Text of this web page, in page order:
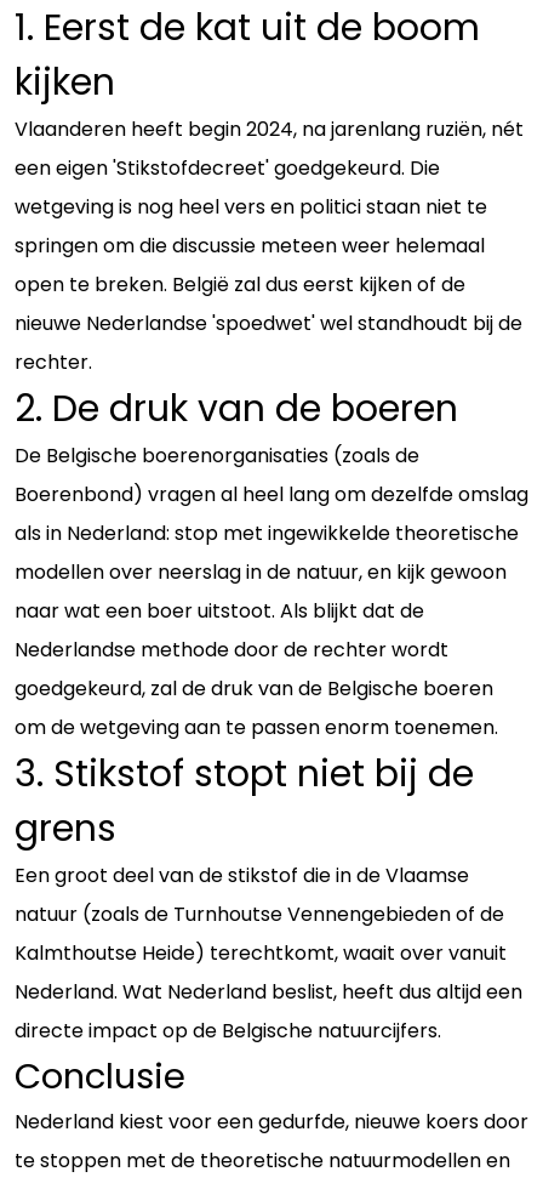
1. Eerst de kat uit de boom
kijken
Vlaanderen heeft begin 2024, na jarenlang ruziën, nét
een eigen 'Stikstofdecreet' goedgekeurd. Die
wetgeving is nog heel vers en politici staan niet te
springen om die discussie meteen weer helemaal
open te breken. België zal dus eerst kijken of de
nieuwe Nederlandse 'spoedwet' wel standhoudt bij de
rechter.
2. De druk van de boeren
De Belgische boerenorganisaties (zoals de
Boerenbond) vragen al heel lang om dezelfde omslag
als in Nederland: stop met ingewikkelde theoretische
modellen over neerslag in de natuur, en kijk gewoon
naar wat een boer uitstoot. Als blijkt dat de
Nederlandse methode door de rechter wordt
goedgekeurd, zal de druk van de Belgische boeren
om de wetgeving aan te passen enorm toenemen.
3. Stikstof stopt niet bij de
grens
Een groot deel van de stikstof die in de Vlaamse
natuur (zoals de Turnhoutse Vennengebieden of de
Kalmthoutse Heide) terechtkomt, waait over vanuit
Nederland. Wat Nederland beslist, heeft dus altijd een
directe impact op de Belgische natuurcijfers.
Conclusie
Nederland kiest voor een gedurfde, nieuwe koers door
te stoppen met de theoretische natuurmodellen en